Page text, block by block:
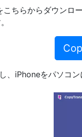
ちらからダウンロ
、iPhoneをパソコン